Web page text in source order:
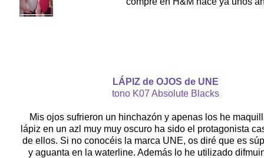
LÁPIZ de OJOS de UNE
tono K07 Absolute Blacks
Mis ojos sufrieron un hinchazón y apenas los he
lápiz en un azl muy muy oscuro ha sido el protagonista
de ellos. Si no conocéis la marca UNE, os diré que es
y aguanta en la waterline. Además lo he utilizado